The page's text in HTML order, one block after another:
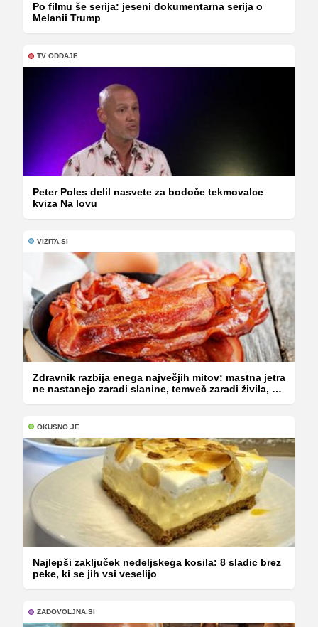
Po filmu še serija: jeseni dokumentarna serija o
Melanii Trump
TV ODDAJE
Peter Poles delil nasvete za bodoče tekmovalce
kviza Na lovu
VIZITA.SI
Zdravnik razbija enega največjih mitov: mastna jetra
ne nastanejo zaradi slanine, temveč zaradi živila, ki
OKUSNO.JE
Najlepši zaključek nedeljskega kosila: 8 sladic brez
peke, ki se jih vsi veselijo
ZADOVOLJNA.SI